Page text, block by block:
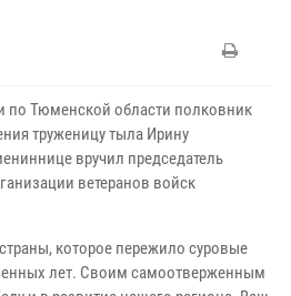
по Тюменской области полковник
труженицу тыла Ирину
вручил председатель
ветеранов войск
которое пережило суровые
лет. Своим самоотверженным